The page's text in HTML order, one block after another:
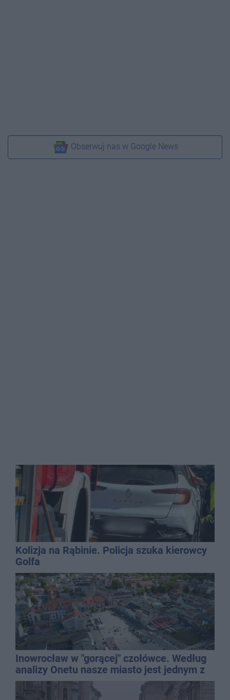
Obserwuj nas w Google News
Kolizja na Rąbinie. Policja szuka kierowcy
Golfa
Inowrocław w "gorącej" czołówce. Według
analizy Onetu nasze miasto jest jednym z
najbardziej narażonych na upały